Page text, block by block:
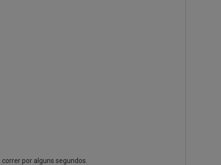
por alguns segundos.